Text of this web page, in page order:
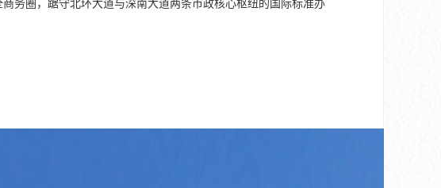
务圈，踞守北环大道与深南大道两条市政核心枢纽的国际标准办